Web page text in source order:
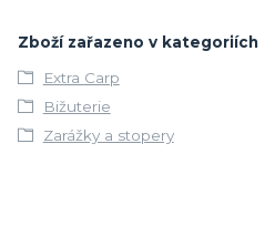
Zboží zařazeno v kategoriích
Extra Carp
Bižuterie
Zarážky a stopery